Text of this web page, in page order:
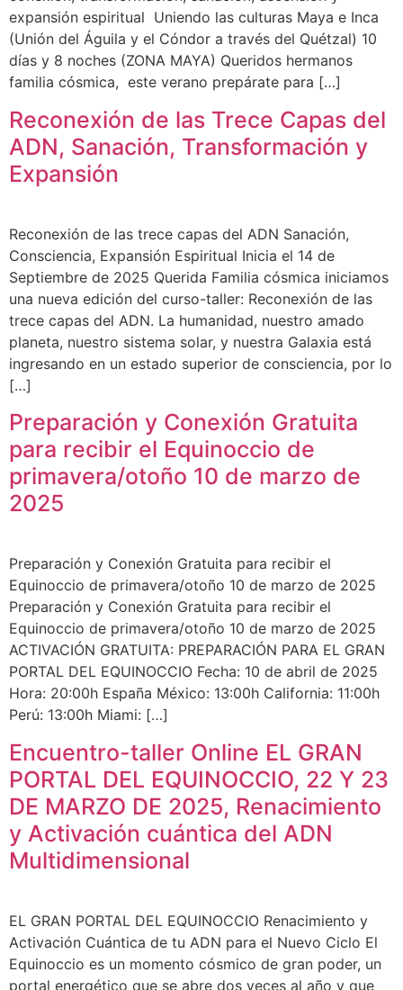
expansión espiritual Uniendo las culturas Maya e Inca
(Unión del Águila y el Cóndor a través del Quétzal) 10
días y 8 noches (ZONA MAYA) Queridos hermanos
familia cósmica, este verano prepárate para […]
Reconexión de las Trece Capas del
ADN, Sanación, Transformación y
Expansión
Reconexión de las trece capas del ADN Sanación,
Consciencia, Expansión Espiritual Inicia el 14 de
Septiembre de 2025 Querida Familia cósmica iniciamos
una nueva edición del curso-taller: Reconexión de las
trece capas del ADN. La humanidad, nuestro amado
planeta, nuestro sistema solar, y nuestra Galaxia está
ingresando en un estado superior de consciencia, por lo
[…]
Preparación y Conexión Gratuita
para recibir el Equinoccio de
primavera/otoño 10 de marzo de
2025
Preparación y Conexión Gratuita para recibir el
Equinoccio de primavera/otoño 10 de marzo de 2025
Preparación y Conexión Gratuita para recibir el
Equinoccio de primavera/otoño 10 de marzo de 2025
ACTIVACIÓN GRATUITA: PREPARACIÓN PARA EL GRAN
PORTAL DEL EQUINOCCIO Fecha: 10 de abril de 2025
Hora: 20:00h España México: 13:00h California: 11:00h
Perú: 13:00h Miami: […]
Encuentro-taller Online EL GRAN
PORTAL DEL EQUINOCCIO, 22 Y 23
DE MARZO DE 2025, Renacimiento
y Activación cuántica del ADN
Multidimensional
EL GRAN PORTAL DEL EQUINOCCIO Renacimiento y
Activación Cuántica de tu ADN para el Nuevo Ciclo El
Equinoccio es un momento cósmico de gran poder, un
portal energético que se abre dos veces al año y que